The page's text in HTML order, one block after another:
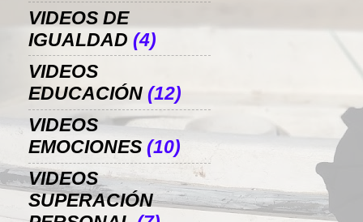
VIDEOS DE
IGUALDAD (4)
VIDEOS
EDUCACIÓN (12)
VIDEOS
EMOCIONES (10)
VIDEOS
SUPERACIÓN